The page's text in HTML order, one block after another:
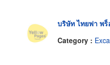
บริษัท ไทยฟา พร็
Category :